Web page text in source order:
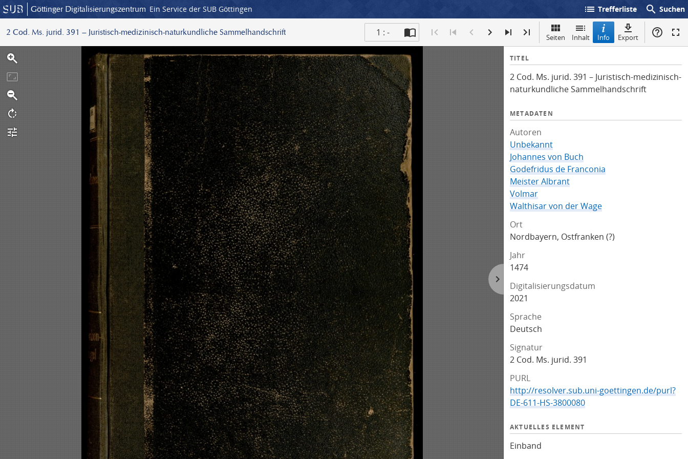
Göttinger Digitalisierungszentrum Ein Service der SUB Göttingen list Trefferliste search Suchen
2 Cod. Ms. jurid. 391 – Juristisch-medizinisch-naturkundliche Sammelhandschrift 1 : - Seiten Inhalt Info Export
I
f
o
TITEL
2 Cod. Ms. jurid. 391 – Juristisch-medizinisch-
naturkundliche Sammelhandschrift
METADATEN
Autoren
Unbekannt
Johannes von Buch
Godefridus de Franconia
Meister Albrant
Volmar
Walthisar von der Wage
Ort
Nordbayern, Ostfranken (?)
Jahr
1474
Digitalisierungsdatum
2021
Sprache
Deutsch
Signatur
2 Cod. Ms. jurid. 391
PURL
http://resolver.sub.uni-goettingen.de/purl?
DE-611-HS-3800080
AKTUELLES ELEMENT
Einband